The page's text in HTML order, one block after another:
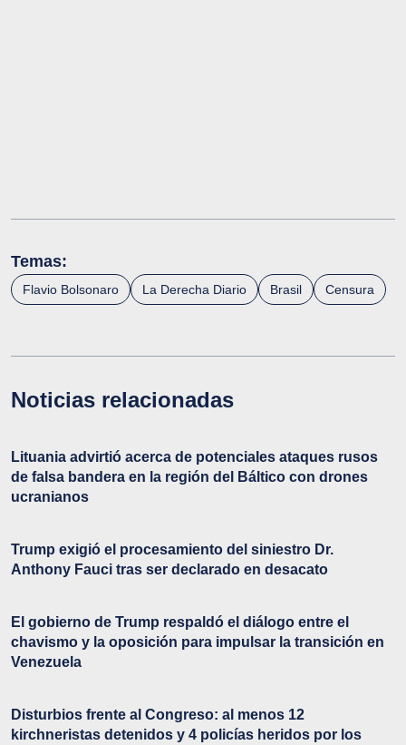
Temas:
Flavio Bolsonaro La Derecha Diario Brasil Censura
Noticias relacionadas
Lituania advirtió acerca de potenciales ataques rusos
de falsa bandera en la región del Báltico con drones
ucranianos
Trump exigió el procesamiento del siniestro Dr.
Anthony Fauci tras ser declarado en desacato
El gobierno de Trump respaldó el diálogo entre el
chavismo y la oposición para impulsar la transición en
Venezuela
Disturbios frente al Congreso: al menos 12
kirchneristas detenidos y 4 policías heridos por los